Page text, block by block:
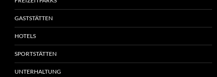
GASTSTÄTTEN
HOTELS
SPORTSTÄTTEN
UNTERHALTUNG